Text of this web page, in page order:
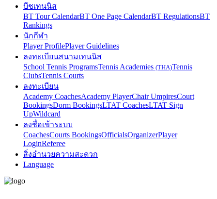
บีชเทนนิส
BT Tour CalendarBT One Page CalendarBT RegulationsBT
Rankings
นักกีฬา
Player ProfilePlayer Guidelines
ลงทะเบียนสนามเทนนิส
School Tennis ProgramsTennis Academies (THA)Tennis
ClubsTennis Courts
ลงทะเบียน
Academy CoachesAcademy PlayerChair UmpiresCourt
BookingsDorm BookingsLTAT CoachesLTAT Sign
UpWildcard
ลงชื่อเข้าระบบ
CoachesCourts BookingsOfficialsOrganizerPlayer
LoginReferee
สิ่งอำนวยความสะดวก
Language